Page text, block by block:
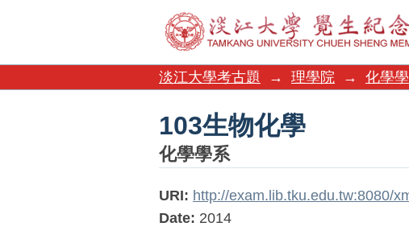
103生物化學
淡江大學考古題
→ 理學院 → 化學
103生物化學
化學學系
URI: http://exam.lib.tku.edu.tw:8080/
Date: 2014